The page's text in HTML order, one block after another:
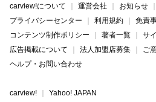
carview!について 運営会社 お知らせ
プライバシーセンター
利用規約
免責
コンテンツ制作ポリシー
著者一覧
サ
広告掲載について
法人加盟店募集
ご
ヘルプ・お問い合わせ
carview! Yahoo! JAPAN